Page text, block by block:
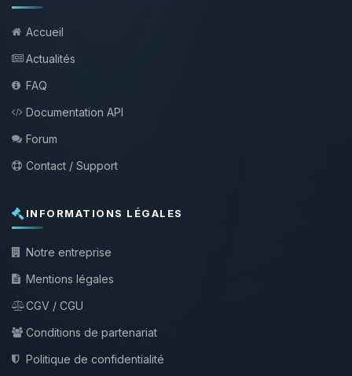
Accueil
Actualités
FAQ
Documentation API
Forum
Contact / Support
INFORMATIONS LÉGALES
Notre entreprise
Mentions légales
CGV / CGU
Conditions de partenariat
Politique de confidentialité